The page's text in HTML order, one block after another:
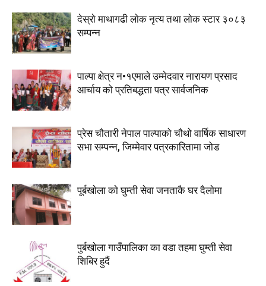
देस्राे माथागढी लाेक नृत्य तथा लाेक स्टार ३०८३
सम्पन्न
पाल्पा क्षेत्र न•१एमाले उम्मेदवार नारायण प्रसाद
आर्चाय काे प्रतिबद्धता पत्र सार्वजनिक
प्रेस चौतारी नेपाल पाल्पाको चौथो वार्षिक साधारण
सभा सम्पन्न, जिम्मेवार पत्रकारितामा जोड
पूर्बखाेला काे घुम्ती सेवा जनताकै घर दैलाेमा
पुर्बखाेला गाउँपालिका का वडा तहमा घुम्ती सेवा
शिबिर हुदैं